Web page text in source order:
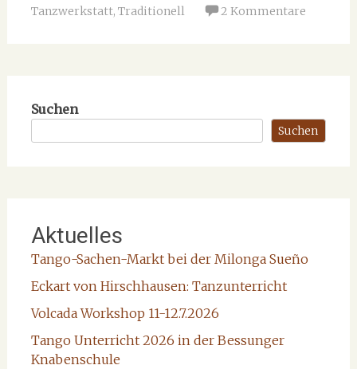
Tanzwerkstatt, Traditionell 2 Kommentare
Suchen
Suchen
Aktuelles
Tango-Sachen-Markt bei der Milonga Sueño
Eckart von Hirschhausen: Tanzunterricht
Volcada Workshop 11-12.7.2026
Tango Unterricht 2026 in der Bessunger
Knabenschule